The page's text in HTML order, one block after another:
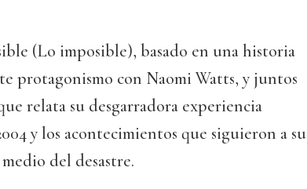
(Lo imposible), basado en una historia
protagonismo con Naomi Watts, y juntos
relata su desgarradora experiencia
y los acontecimientos que siguieron a su
del desastre.